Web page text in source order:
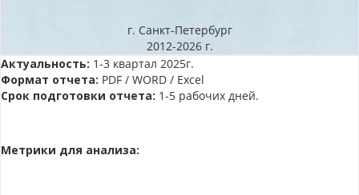
г. Санкт-Петербург
2012-2026 г.
Актуальность: 1-3 квартал 2025г.
Формат отчета: PDF / WORD / Excel
Срок подготовки отчета: 1-5 рабочих дней.
Метрики для анализа: